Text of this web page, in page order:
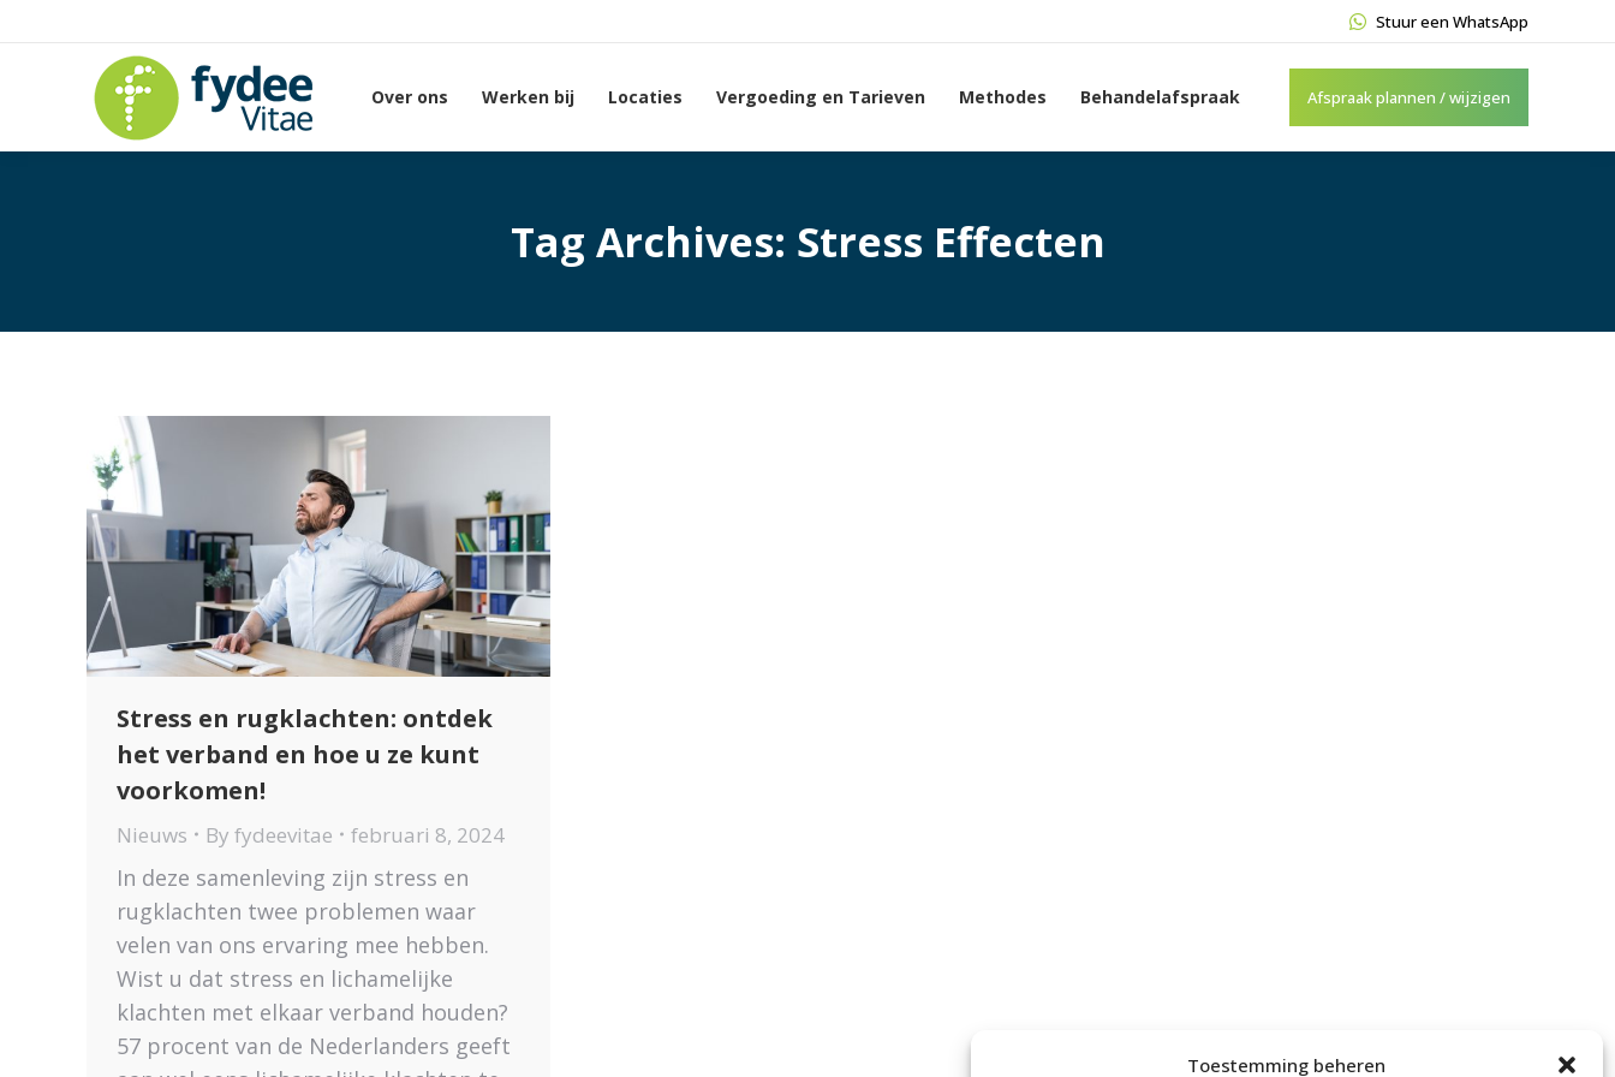
Toestemming beheren
Stuur een WhatsApp
Over ons Werken bij Locaties Vergoeding en Tarieven Methodes Behandelafspraak Afspraak plannen / wijzigen
Tag Archives: Stress Effecten
Stress en rugklachten: ontdek
het verband en hoe u ze kunt
voorkomen!
Nieuws By fydeevitae februari 8, 2024
In deze samenleving zijn stress en
rugklachten twee problemen waar
velen van ons ervaring mee hebben.
Wist u dat stress en lichamelijke
klachten met elkaar verband houden?
57 procent van de Nederlanders geeft